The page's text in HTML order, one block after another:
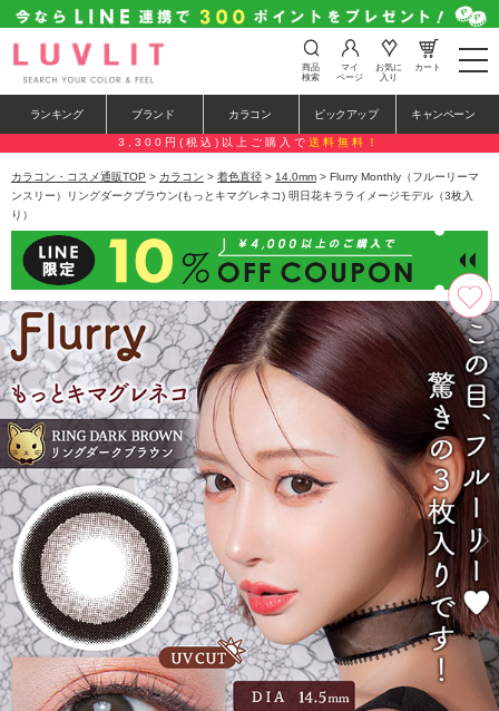
t
o
e
n
a
i
t
i
o
n
商品
検索
マイ
ページ
お気に
入り
カート
ランキング ブランド カラコン ピックアップ キャンペーン
3,300円(税込)以上ご購入で 送料無料！
カラコン・コスメ通販TOP > カラコン > 着色直径 > 14.0mm > Flurry Monthly（フルーリーマ
ンスリー）リングダークブラウン(もっとキマグレネコ) 明日花キラライメージモデル（3枚入
り）